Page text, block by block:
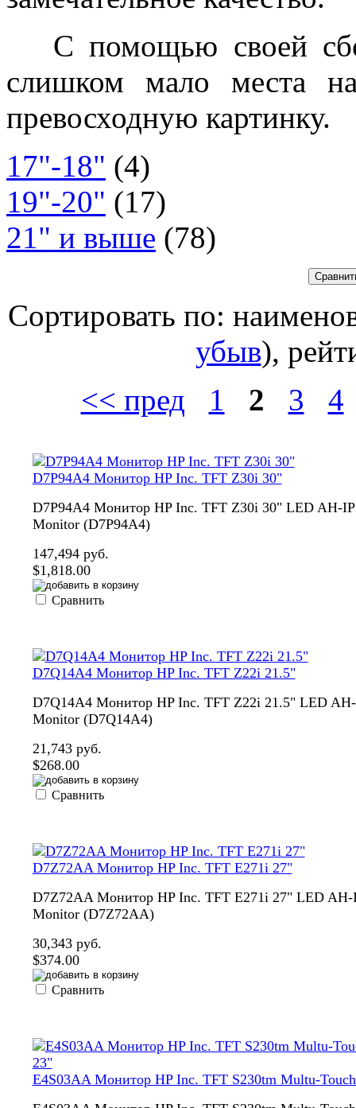
С помощью своей
слишком мало места
превосходную картинку.
17"-18" (4)
19"-20" (17)
21" и выше (78)
Сортировать по:
убыв),
<< пред
1 2 3 4
D7P94A4 Монитор HP Inc. TFT Z30i 30"
D7P94A4 Монитор HP Inc. TFT Z30i 30" LED AH-
Monitor (D7P94A4)
147,494 руб.
$1,818.00
Сравнить
D7Q14A4 Монитор HP Inc. TFT Z22i 21.5"
D7Q14A4 Монитор HP Inc. TFT Z22i 21.5" LED
Monitor (D7Q14A4)
21,743 руб.
$268.00
Сравнить
D7Z72AA Монитор HP Inc. TFT E271i 27"
D7Z72AA Монитор HP Inc. TFT E271i 27" LED AH-
Monitor (D7Z72AA)
30,343 руб.
$374.00
Сравнить
E4S03AA Монитор HP Inc. TFT S230tm Multu-